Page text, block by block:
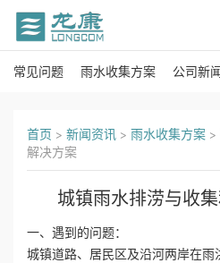
首
关
我
常见问题 雨水收集方案 公司新
首页 > 新闻资讯 > 雨水收集方案 >
解决方案
城镇雨水排涝与收
一、遇到的问题：
城镇道路、居民区及沿河两岸在